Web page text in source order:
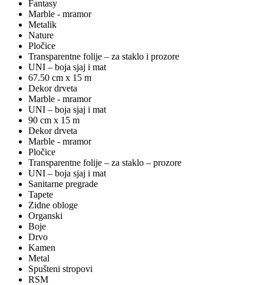
Fantasy
Marble - mramor
Metalik
Nature
Pločice
Transparentne folije – za staklo i prozore
UNI – boja sjaj i mat
67.50 cm x 15 m
Dekor drveta
Marble - mramor
UNI – boja sjaj i mat
90 cm x 15 m
Dekor drveta
Marble - mramor
Pločice
Transparentne folije – za staklo – prozore
UNI – boja sjaj i mat
Sanitarne pregrade
Tapete
Zidne obloge
Organski
Boje
Drvo
Kamen
Metal
Spušteni stropovi
RSM